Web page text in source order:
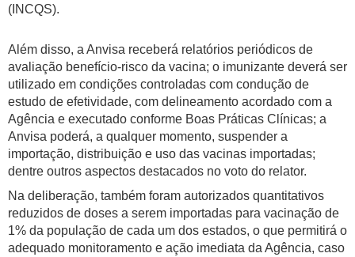
(INCQS).
Além disso, a Anvisa receberá relatórios periódicos de
avaliação benefício-risco da vacina; o imunizante deverá ser
utilizado em condições controladas com condução de
estudo de efetividade, com delineamento acordado com a
Agência e executado conforme Boas Práticas Clínicas; a
Anvisa poderá, a qualquer momento, suspender a
importação, distribuição e uso das vacinas importadas;
dentre outros aspectos destacados no voto do relator.
Na deliberação, também foram autorizados quantitativos
reduzidos de doses a serem importadas para vacinação de
1% da população de cada um dos estados, o que permitirá o
adequado monitoramento e ação imediata da Agência, caso